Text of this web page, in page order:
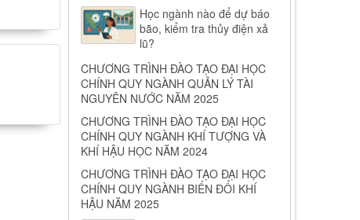
Học ngành nào để dự báo
bão, kiểm tra thủy điện xả
lũ?
CHƯƠNG TRÌNH ĐÀO TẠO ĐẠI HỌC
CHÍNH QUY NGÀNH QUẢN LÝ TÀI
NGUYÊN NƯỚC NĂM 2025
CHƯƠNG TRÌNH ĐÀO TẠO ĐẠI HỌC
CHÍNH QUY NGÀNH KHÍ TƯỢNG VÀ
KHÍ HẬU HỌC NĂM 2024
CHƯƠNG TRÌNH ĐÀO TẠO ĐẠI HỌC
CHÍNH QUY NGÀNH BIẾN ĐỔI KHÍ
HẬU NĂM 2025